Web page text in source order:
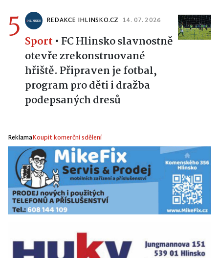
5 REDAKCE IHLINSKO.CZ 14. 07. 2026
Sport • FC Hlinsko slavnostně
otevře zrekonstruované
hřiště. Připraven je fotbal,
program pro děti i dražba
podepsaných dresů
ReklamaKoupit komerční sdělení